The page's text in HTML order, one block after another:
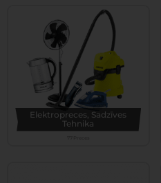
Elektropreces, Sadzīves
Tehnika